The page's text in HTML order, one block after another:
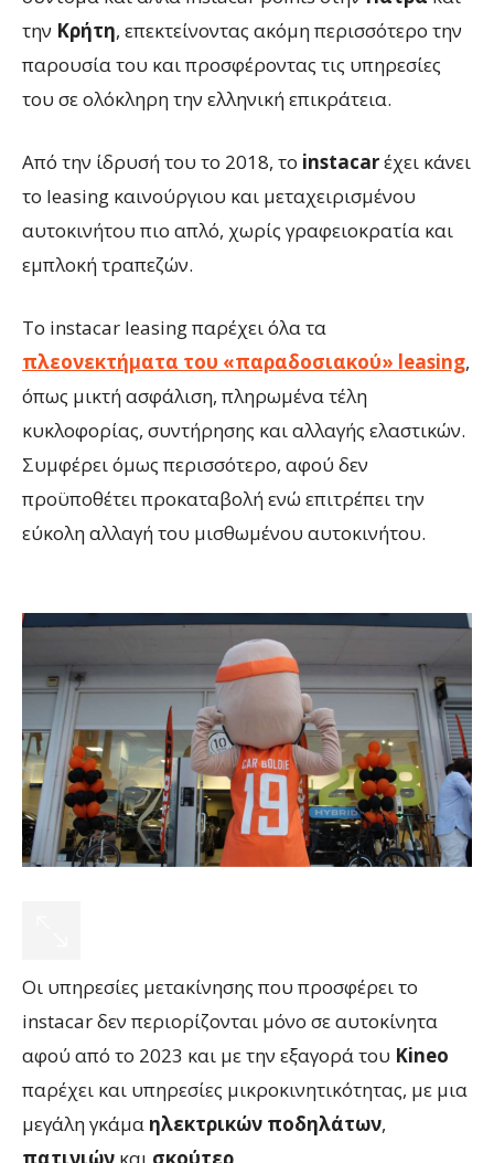
την Κρήτη, επεκτείνοντας ακόμη περισσότερο την
παρουσία του και προσφέροντας τις υπηρεσίες
του σε ολόκληρη την ελληνική επικράτεια.
Από την ίδρυσή του το 2018, το instacarέχει κάνει
το leasing καινούργιου και μεταχειρισμένου
αυτοκινήτου πιο απλό, χωρίς γραφειοκρατία και
εμπλοκή τραπεζών.
Το instacar leasing παρέχει όλα τα
πλεονεκτήματα του «παραδοσιακού» leasing,
όπως μικτή ασφάλιση, πληρωμένα τέλη
κυκλοφορίας, συντήρησης και αλλαγής ελαστικών.
Συμφέρει όμως περισσότερο, αφού δεν
προϋποθέτει προκαταβολή ενώ επιτρέπει την
εύκολη αλλαγή του μισθωμένου αυτοκινήτου.
Οι υπηρεσίες μετακίνησης που προσφέρει το
instacar δεν περιορίζονται μόνο σε αυτοκίνητα
αφού από το 2023 και με την εξαγορά του Kineo
παρέχει και υπηρεσίες μικροκινητικότητας, με μια
μεγάλη γκάμα ηλεκτρικών ποδηλάτων,